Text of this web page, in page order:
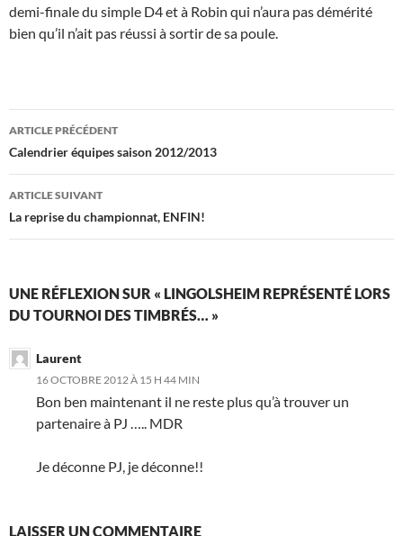
demi-finale du simple D4 et à Robin qui n’aura pas démérité
bien qu’il n’ait pas réussi à sortir de sa poule.
Navigation
des
articles
ARTICLE PRÉCÉDENT
Calendrier équipes saison 2012/2013
ARTICLE SUIVANT
La reprise du championnat, ENFIN!
UNE RÉFLEXION SUR « LINGOLSHEIM REPRÉSENTÉ LORS
DU TOURNOI DES TIMBRÉS… »
Laurent
16 OCTOBRE 2012 À 15 H 44 MIN
Bon ben maintenant il ne reste plus qu’à trouver un
partenaire à PJ ….. MDR
Je déconne PJ, je déconne!!
LAISSER UN COMMENTAIRE